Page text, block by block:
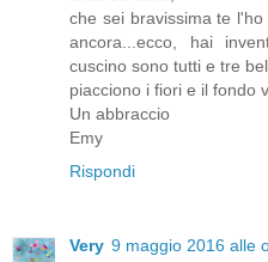
che sei bravissima te
ancora...ecco, hai
cuscino sono tutti e tre
piacciono i fiori e il fondo
Un abbraccio
Emy
Rispondi
Very 9 maggio 2016 alle